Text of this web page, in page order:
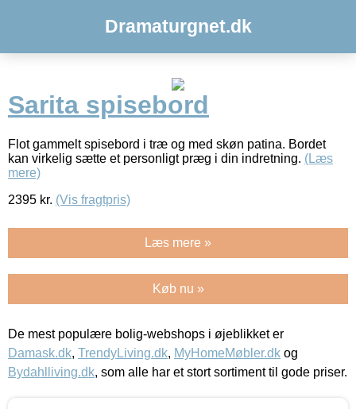
Dramaturgnet.dk
Sarita spisebord
Flot gammelt spisebord i træ og med skøn patina. Bordet
kan virkelig sætte et personligt præg i din indretning. (Læs
mere)
2395 kr. (Vis fragtpris)
Læs mere »
Køb nu »
De mest populære bolig-webshops i øjeblikket er
Damask.dk, TrendyLiving.dk, MyHomeMøbler.dk og
Bydahlliving.dk, som alle har et stort sortiment til gode priser.